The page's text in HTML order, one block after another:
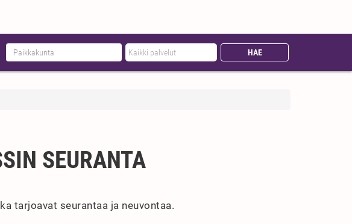
SEURANTA
tarjoavat seurantaa ja neuvontaa.